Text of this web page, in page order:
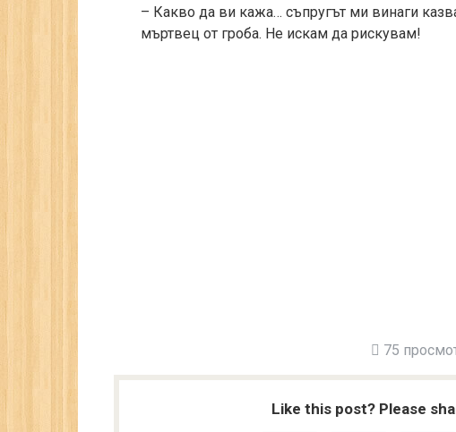
– Какво да ви кажа… съпругът ми винаги
мъртвец от гроба. Не искам да рискувам!
75
Like this post? Please